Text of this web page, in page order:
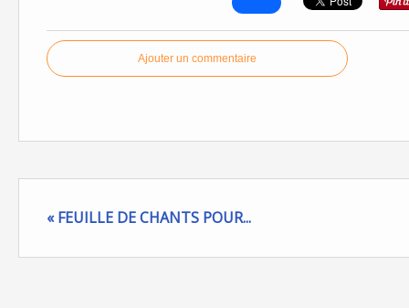
Ajouter un commentaire
« FEUILLE DE CHANTS POUR...